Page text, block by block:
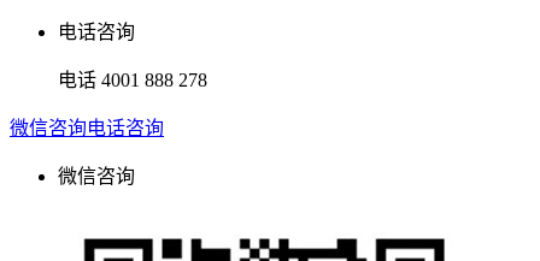
电话咨询
电话 4001 888 278
微信咨询电话咨询
微信咨询